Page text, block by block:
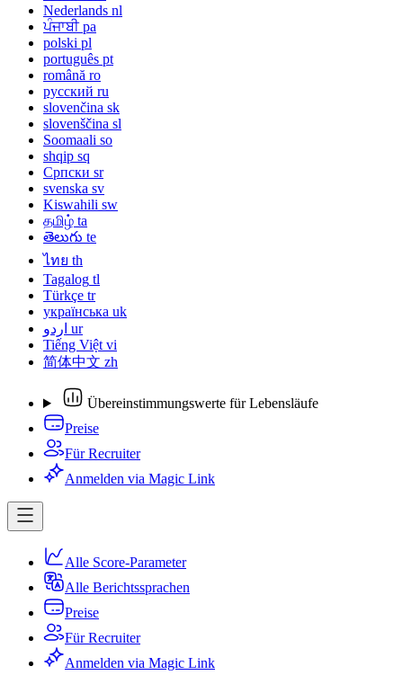
Nederlands nl
ਪੰਜਾਬੀ pa
polski pl
português pt
română ro
русский ru
slovenčina sk
slovenščina sl
Soomaali so
shqip sq
Српски sr
svenska sv
Kiswahili sw
தமிழ் ta
తెలుగు te
ไทย th
Tagalog tl
Türkçe tr
українська uk
اردو ur
Tiếng Việt vi
简体中文 zh
Übereinstimmungswerte für Lebensläufe
Preise
Für Recruiter
Anmelden via Magic Link
Alle Score-Parameter
Alle Berichtssprachen
Preise
Für Recruiter
Anmelden via Magic Link